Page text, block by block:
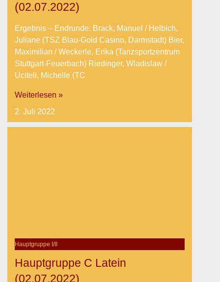
(02.07.2022)
Ergebnis – Endrunde: Brack, Manuel / Helbich,
Juliane (TSZ Blau-Gold Casino, Darmstadt) Bier,
Maximilian / Weckerle, Erika (Tanzsportzentrum
Stuttgart-Feuerbach) Riedinger, Wladislaw /
Uciteli, Michelle (TC
Weiterlesen »
2. Juli 2022
Hauptgruppe I/II
Hauptgruppe C Latein
(02.07.2022)